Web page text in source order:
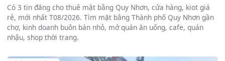
Có 3 tin đăng cho thuê mặt bằng Quy Nhơn, cửa hàng, kiot giá
rẻ, mới nhất T08/2026. Tìm mặt bằng Thành phố Quy Nhơn gần
chợ, kinh doanh buôn bán nhỏ, mở quán ăn uống, cafe, quán
nhậu, shop thời trang.